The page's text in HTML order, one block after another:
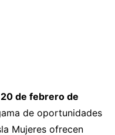
de febrero de
de oportunidades
Mujeres ofrecen